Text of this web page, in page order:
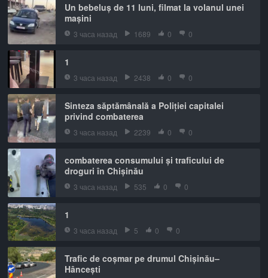
Un bebeluș de 11 luni, filmat la volanul unei
mașini
3 часа назад 1689 0 0
1
3 часа назад 2438 0 0
Sinteza săptămânală a Poliției capitalei
privind combaterea
3 часа назад 2239 0 0
combaterea consumului și traficului de
droguri în Chișinău
3 часа назад 535 0 0
1
3 часа назад 5 0 0
Trafic de coșmar pe drumul Chișinău–
Hâncești